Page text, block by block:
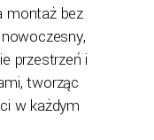
montaż bez
przestrzeń i
tworząc
w każdym